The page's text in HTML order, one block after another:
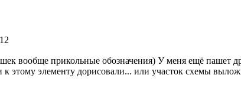
вообще прикольные обозначения) У меня ещё пашет
этому элементу дорисовали... или участок схемы